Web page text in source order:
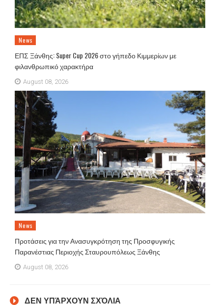
News
ΕΠΣ Ξάνθης: Super Cup 2026 στο γήπεδο Κιμμερίων με
φιλανθρωπικό χαρακτήρα
August 08, 2026
News
Προτάσεις για την Ανασυγκρότηση της Προσφυγικής
Παρανέστιας Περιοχής Σταυρουπόλεως Ξάνθης
August 08, 2026
ΔΕΝ ΥΠΆΡΧΟΥΝ ΣΧΌΛΙΑ